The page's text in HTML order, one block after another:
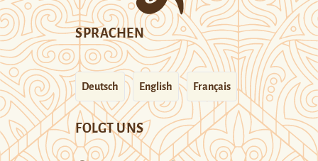
SPRACHEN
Deutsch English Français
FOLGT UNS